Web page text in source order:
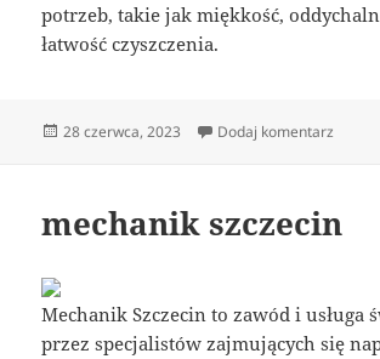
potrzeb, takie jak miękkość,
łatwość czyszczenia.
Data
28 czerwca, 2023 Dodaj komentarz
mechanik szczecin
Mechanik Szczecin to zawód i usługa
przez specjalistów zajmujących się